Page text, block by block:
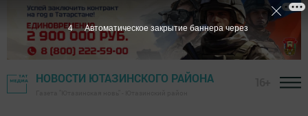
НОВОСТИ ЮТАЗИНСКОГО РАЙОНА
3 Автоматическое закрытие баннера через